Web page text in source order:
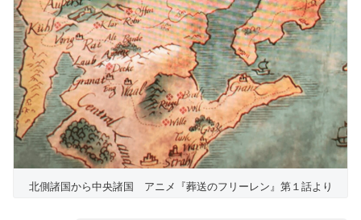
北側諸国から中央諸国 アニメ『葬送のフリーレン』第１話より